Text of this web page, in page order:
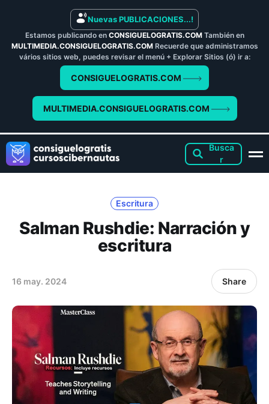
Nuevas PUBLICACIONES...!
Estamos publicando en CONSIGUELOGRATIS.COMTambién en
MULTIMEDIA.CONSIGUELOGRATIS.COMRecuerde que administramos
vários sitios web, puedes revisar el menú + Explorar Sitios (ó) ir a:
CONSIGUELOGRATIS.COM
MULTIMEDIA.CONSIGUELOGRATIS.COM
Escritura
Salman Rushdie: Narración y
escritura
16 may. 2024 Share